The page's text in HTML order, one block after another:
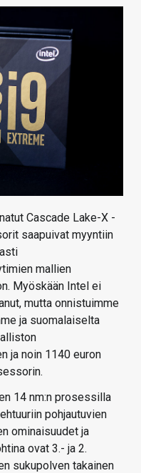
Cascade Lake-X -
saapuivat myyntiin
mallien
Myöskään Intel ei
mutta onnistuimme
ja suomalaiselta
ja noin 1140 euron
14 nm:n prosessilla
pohjautuvien
ominaisuudet ja
ovat 3.- ja 2.
sukupolven takainen